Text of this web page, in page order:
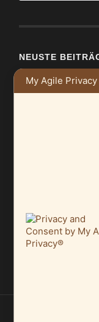
NEUSTE
Ein
Saisonauftakt
Melle punktet
Ein Schaufenster
7. September 2025
Mit vergrößertem
My Agile Privacy